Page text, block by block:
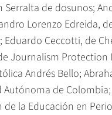
de dosunos;
Lorenzo Edreida,
Ceccotti, de
Journalism
Andrés Bello;
de
la Educación en